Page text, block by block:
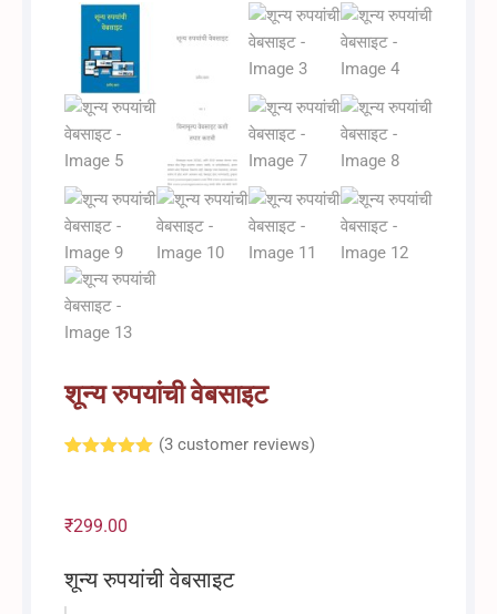
शून्य रुपयांची वेबसाइट
customer
ratings
(3 customer reviews)
₹299.00
शून्य रुपयांची वेबसाइट